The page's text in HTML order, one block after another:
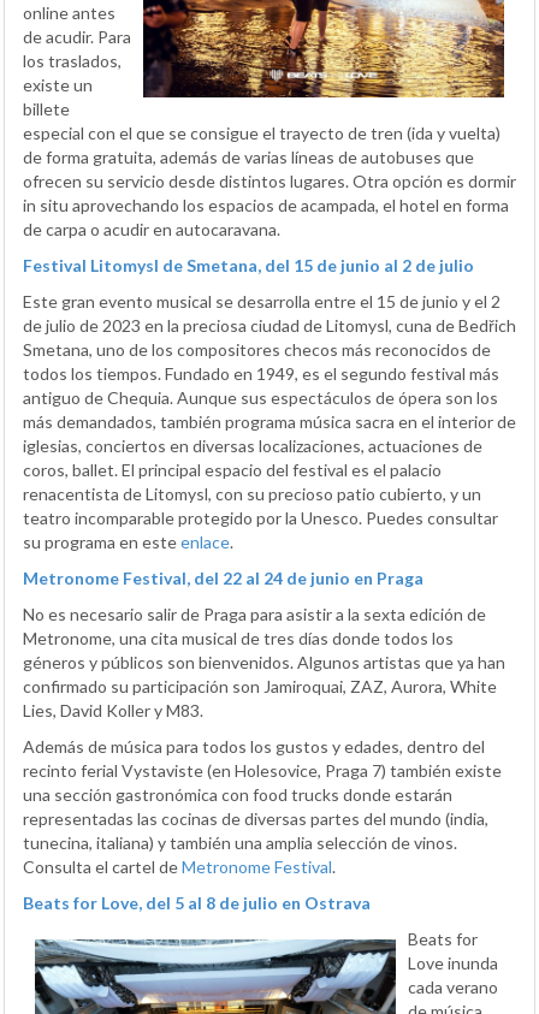
online antes
de acudir. Para
los traslados,
existe un
billete
especial con el que se consigue el trayecto de tren (ida y vuelta)
de forma gratuita, además de varias líneas de autobuses que
ofrecen su servicio desde distintos lugares. Otra opción es dormir
in situ aprovechando los espacios de acampada, el hotel en forma
de carpa o acudir en autocaravana.
Festival Litomysl de Smetana, del 15 de junio al 2 de julio
Este gran evento musical se desarrolla entre el 15 de junio y el 2
de julio de 2023 en la preciosa ciudad de Litomysl, cuna de Bedřich
Smetana, uno de los compositores checos más reconocidos de
todos los tiempos. Fundado en 1949, es el segundo festival más
antiguo de Chequia. Aunque sus espectáculos de ópera son los
más demandados, también programa música sacra en el interior de
iglesias, conciertos en diversas localizaciones, actuaciones de
coros, ballet. El principal espacio del festival es el palacio
renacentista de Litomysl, con su precioso patio cubierto, y un
teatro incomparable protegido por la Unesco. Puedes consultar
su programa en esteenlace.
Metronome Festival, del 22 al 24 de junio en Praga
No es necesario salir de Praga para asistir a la sexta edición de
Metronome, una cita musical de tres días donde todos los
géneros y públicos son bienvenidos. Algunos artistas que ya han
confirmado su participación son Jamiroquai, ZAZ, Aurora, White
Lies, David Koller y M83.
Además de música para todos los gustos y edades, dentro del
recinto ferial Vystaviste (en Holesovice, Praga 7) también existe
una sección gastronómica con food trucks donde estarán
representadas las cocinas de diversas partes del mundo (india,
tunecina, italiana) y también una amplia selección de vinos.
Consulta el cartel deMetronome Festival.
Beats for Love, del 5 al 8 de julio en Ostrava
Beats for
Love inunda
cada verano